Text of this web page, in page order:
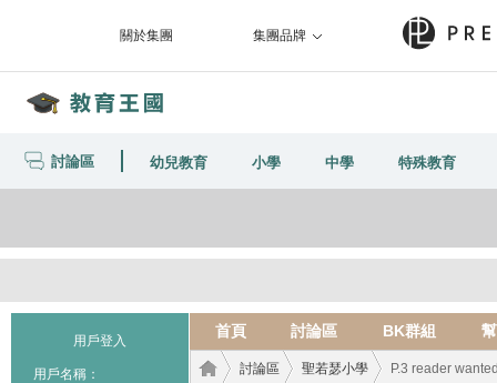
關於集團 集團品牌
討論區 幼兒教育 小學 中學 特殊教育
用戶登入
用戶名稱：
首頁 討論區 BK群組
討論區 聖若瑟小學 P.3 reader